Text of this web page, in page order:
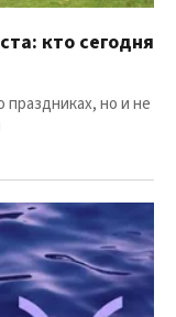
кто сегодня
праздниках, но и не